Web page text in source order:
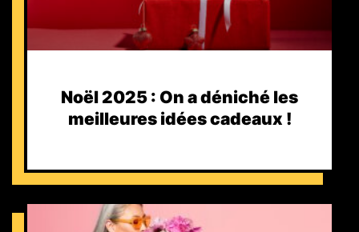
Noël 2025 : On a déniché les
meilleures idées cadeaux !